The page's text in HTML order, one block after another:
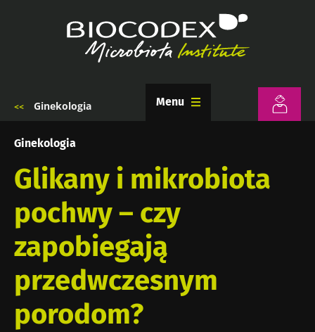
Ginekologia Menu
Ginekologia
Glikany i mikrobiota
pochwy – czy
zapobiegają
przedwczesnym
porodom?